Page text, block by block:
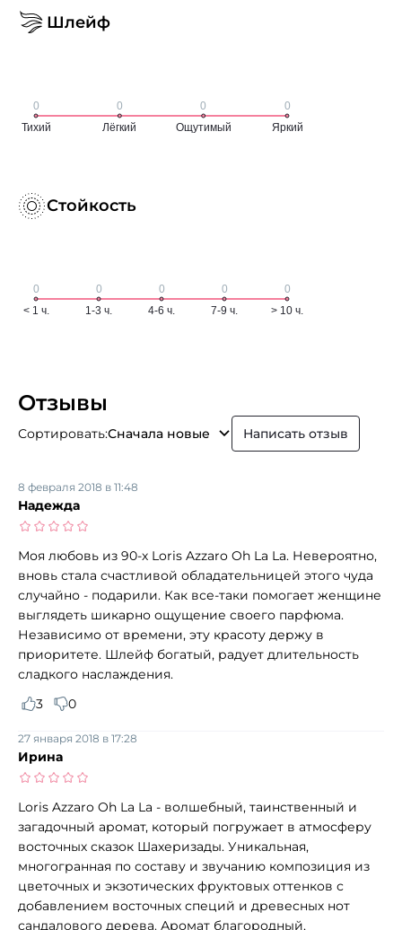
Шлейф
Стойкость
Отзывы
Сортировать:Сначала новые Написать отзыв
Надежда
8 февраля 2018 в 11:48
Моя любовь из 90-х Loris Azzaro Oh La La. Невероятно,
вновь стала счастливой обладательницей этого чуда
случайно - подарили. Как все-таки помогает женщине
выглядеть шикарно ощущение своего парфюма.
Независимо от времени, эту красоту держу в
приоритете. Шлейф богатый, радует длительность
сладкого наслаждения.
3
0
Ирина
27 января 2018 в 17:28
Loris Azzaro Oh La La - волшебный, таинственный и
загадочный аромат, который погружает в атмосферу
восточных сказок Шахеризады. Уникальная,
многогранная по составу и звучанию композиция из
цветочных и экзотических фруктовых оттенков с
добавлением восточных специй и древесных нот
сандалового дерева. Аромат благородный,